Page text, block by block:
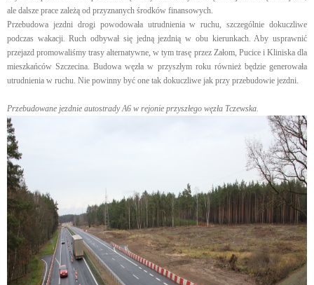
ale dalsze prace zależą od przyznanych środków finansowych.
Przebudowa jezdni drogi powodowała utrudnienia w ruchu, szczególnie dokuczliwe
podczas wakacji. Ruch odbywał się jedną jezdnią w obu kierunkach. Aby usprawnić
przejazd promowaliśmy trasy alternatywne, w tym trasę przez Załom, Pucice i Kliniska dla
mieszkańców Szczecina. Budowa węzła w przyszłym roku również będzie generowała
utrudnienia w ruchu. Nie powinny być one tak dokuczliwe jak przy przebudowie jezdni.
Przebudowane jezdnie autostrady A6 w rejonie przyszłego węzła Tczewska.